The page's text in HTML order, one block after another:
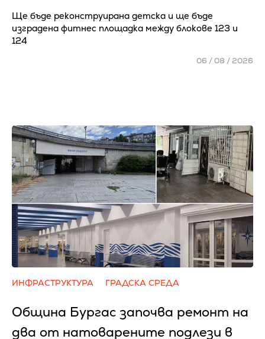
Ще бъде реконструирана детска и ще бъде
изградена фитнес площадка между блокове 123 и
124
06 / 08 / 2026
ИНФРАСТРУКТУРА ГРАДСКА СРЕДА
Община Бургас започва ремонт на
два от натоварените подлези в